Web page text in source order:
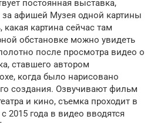
постоянная выставка,
за афишей Музея одной картины
картина сейчас там
обстановке можно увидеть
после просмотра видео о
ставшего автором
когда было нарисовано
создания. Озвучивают фильм
и кино, съемка проходит в
2015 года в видео вводятся